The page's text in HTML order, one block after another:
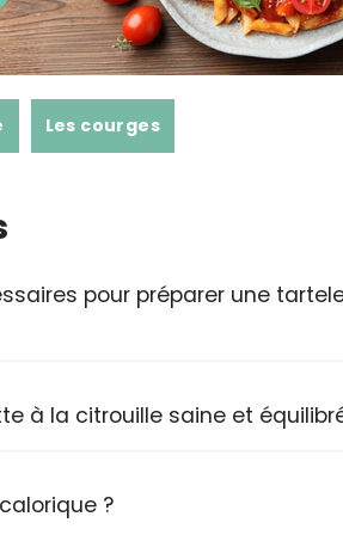
Les courges
pour préparer une
à la citrouille saine et
?